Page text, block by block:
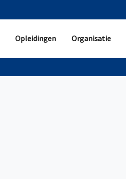
Opleidingen Organisatie